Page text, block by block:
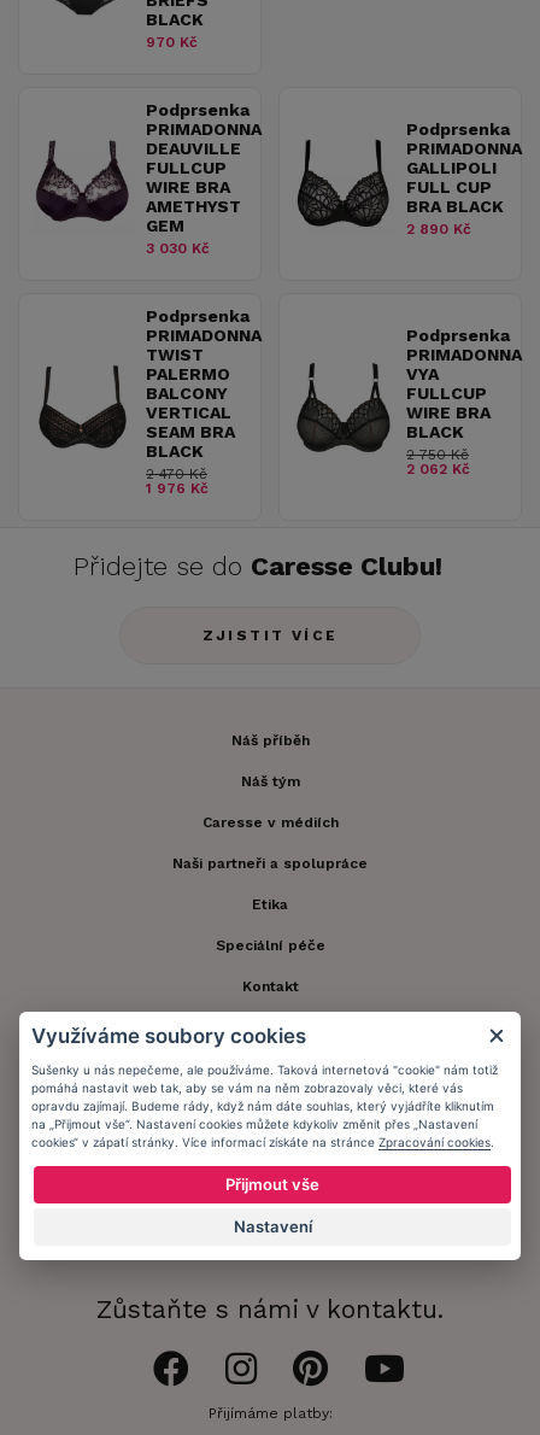
BLACK
970 Kč
Podprsenka
PRIMADONNA
DEAUVILLE
FULLCUP
WIRE BRA
AMETHYST
GEM
3 030 Kč
Podprsenka
PRIMADONNA
GALLIPOLI
FULL CUP
BRA BLACK
2 890 Kč
Podprsenka
PRIMADONNA
TWIST
PALERMO
BALCONY
VERTICAL
SEAM BRA
BLACK
2 470 Kč
1 976 Kč
Podprsenka
PRIMADONNA
VYA
FULLCUP
WIRE BRA
BLACK
2 750 Kč
2 062 Kč
Přidejte se do Caresse Clubu!
ZJISTIT VÍCE
Náš příběh
Náš tým
Caresse v médiích
Naši partneři a spolupráce
Etika
Speciální péče
Kontakt
Zákaznický účet
Registrace zákazníka
Doprava a platba
Obchodní podmínky
Ochrana osobních údajů
Informační memorandum
Zůstaňte s námi v kontaktu.
Přijímáme platby:
Využíváme soubory cookies
Sušenky u nás nepečeme, ale používáme. Taková internetová "cookie" nám totiž
pomáhá nastavit web tak, aby se vám na něm zobrazovaly věci, které vás
opravdu zajímají. Budeme rády, když nám dáte souhlas, který vyjádříte kliknutím
na „Přijmout vše“. Nastavení cookies můžete kdykoliv změnit přes „Nastavení
cookies“ v zápatí stránky. Více informací získáte na stránce Zpracování cookies
Přijmout vše
Nastavení